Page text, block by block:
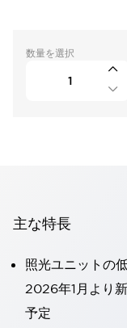
数量を選択
主な特長
照光ユニットの
2026年1月より
予定